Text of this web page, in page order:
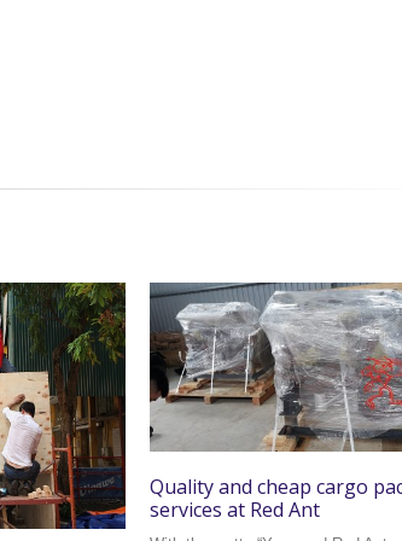
Quality and cheap cargo
services at Red Ant